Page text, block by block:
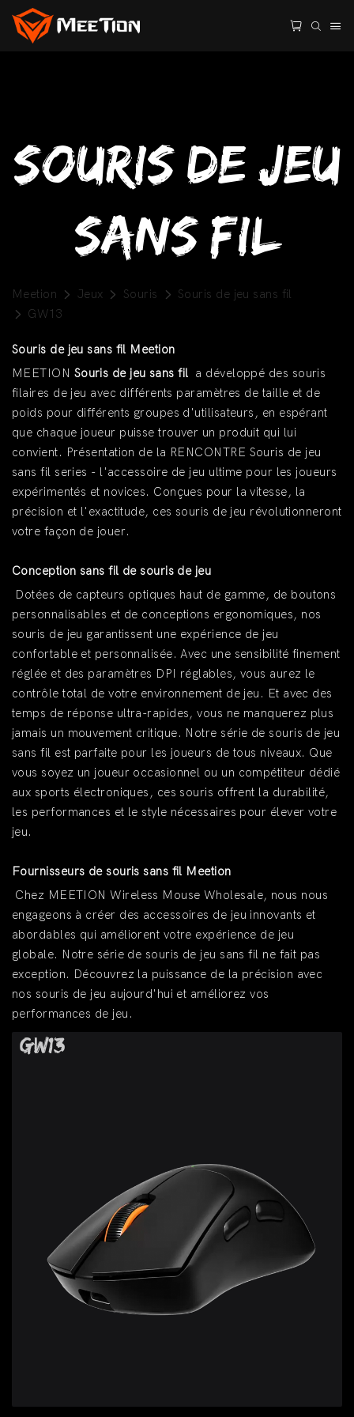
Souris de jeu
sans fil
Meetion Jeux Souris
Souris de jeu sans fil
GW13
Souris de jeu sans fil Meetion
MEETION Souris de jeu sans fil a développé des souris
filaires de jeu avec différents paramètres de taille et de
poids pour différents groupes d'utilisateurs, en espérant
que chaque joueur puisse trouver un produit qui lui
convient. Présentation de la RENCONTRE Souris de jeu
sans fil series - l'accessoire de jeu ultime pour les joueurs
expérimentés et novices. Conçues pour la vitesse, la
précision et l'exactitude, ces souris de jeu révolutionneront
votre façon de jouer.
Conception sans fil de souris de jeu
Dotées de capteurs optiques haut de gamme, de boutons
personnalisables et de conceptions ergonomiques, nos
souris de jeu garantissent une expérience de jeu
confortable et personnalisée. Avec une sensibilité finement
réglée et des paramètres DPI réglables, vous aurez le
contrôle total de votre environnement de jeu. Et avec des
temps de réponse ultra-rapides, vous ne manquerez plus
jamais un mouvement critique. Notre série de souris de jeu
sans fil est parfaite pour les joueurs de tous niveaux. Que
vous soyez un joueur occasionnel ou un compétiteur dédié
aux sports électroniques, ces souris offrent la durabilité,
les performances et le style nécessaires pour élever votre
jeu.
Fournisseurs de souris sans fil Meetion
Chez MEETION Wireless Mouse Wholesale, nous nous
engageons à créer des accessoires de jeu innovants et
abordables qui améliorent votre expérience de jeu
globale. Notre série de souris de jeu sans fil ne fait pas
exception. Découvrez la puissance de la précision avec
nos souris de jeu aujourd'hui et améliorez vos
performances de jeu.
GW13